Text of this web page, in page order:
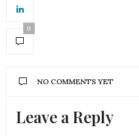
0
NO COMMENTS YET
Leave a Reply